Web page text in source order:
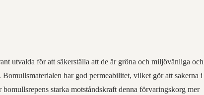
utvalda för att säkerställa att de är gröna och miljövänliga och
har god permeabilitet, vilket gör att sakerna i
starka motståndskraft denna förvaringskorg mer